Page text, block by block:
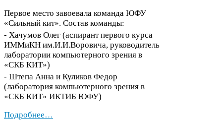
Первое место завоевала команда ЮФУ
«Сильный кит». Состав команды:
⁃ Хачумов Олег (аспирант первого курса
ИММиКН им.И.И.Воровича, руководитель
лаборатории компьютерного зрения в
«СКБ КИТ»)
⁃ Штепа Анна и Куликов Федор
(лаборатория компьютерного зрения в
«СКБ КИТ» ИКТИБ ЮФУ)
Подробнее…